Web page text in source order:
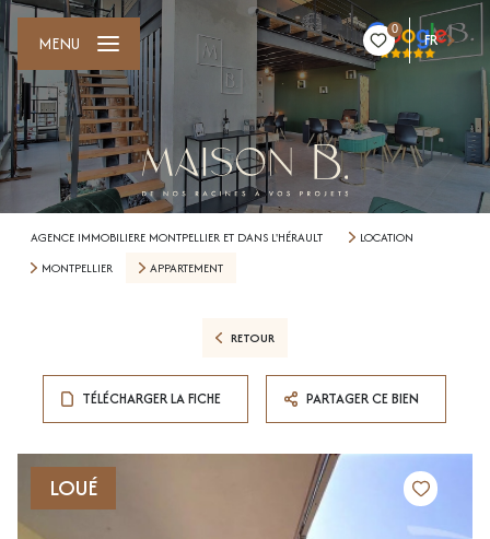
0
FR
MENU
AGENCE IMMOBILIERE MONTPELLIER ET DANS L'HÉRAULT
LOCATION
MONTPELLIER
APPARTEMENT
RETOUR
TÉLÉCHARGER LA FICHE PARTAGER CE BIEN
LOUÉ